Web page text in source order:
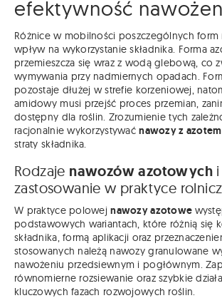
efektywność
Różnice w mobilności poszczególnych form
wpływ na wykorzystanie składnika. Forma
przemieszcza się wraz z wodą glebową, co
wymywania przy nadmiernych opadach.
pozostaje dłużej w strefie korzeniowej,
amidowy musi przejść proces przemian,
dostępny dla roślin. Zrozumienie tych
racjonalnie wykorzystywaćnawozy z azotem
straty składnika.
Rodzaje nawozów azotowych
zastosowanie w praktyce
W praktyce polowejnawozy azotowe
podstawowych wariantach, które różnią się
składnika, formą aplikacji oraz
stosowanych należą nawozy granulowane
nawożeniu przedsiewnym i pogłównym.
równomierne rozsiewanie oraz szybkie
kluczowych fazach rozwojowych roślin.